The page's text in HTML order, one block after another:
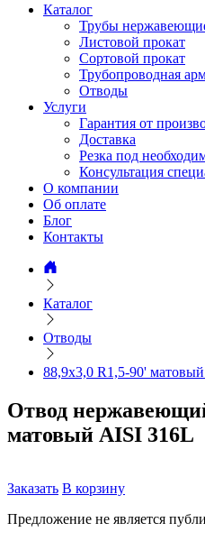
Каталог
Трубы
Листовой прокат
Сортовой прокат
Трубопроводная
Отводы
Услуги
Гарантия от
Доставка
Резка под
Консультация
О компании
Об оплате
Блог
Контакты
Каталог
Отводы
88,9х3,0 R1,5-90'
Отвод
матовый AISI 316L
Заказать В корзину
Предложение не является